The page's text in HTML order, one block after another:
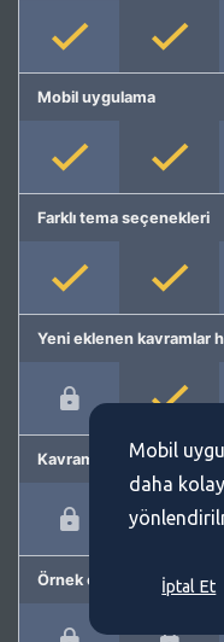
Mobil uygulama
Farklı tema seçenekleri
Yeni eklenen kavramlar
Kavram önerme
Örnek cümleler
Mobil
daha
İptal Et